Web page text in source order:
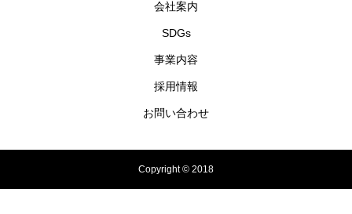
会社案内
SDGs
事業内容
採用情報
お問い合わせ
Copyright © 2018